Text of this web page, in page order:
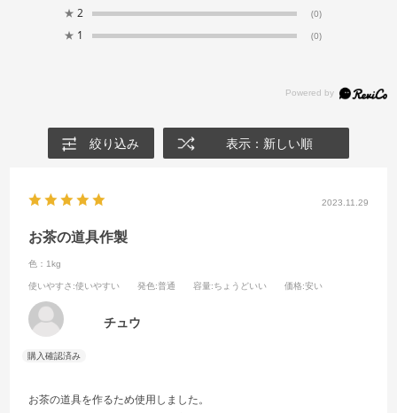
★ 2 (0)
★ 1 (0)
絞り込み 表示：新しい順
2023.11.29
お茶の道具作製
色：1kg
使いやすさ :使いやすい 発色:普通 容量:ちょうどいい 価格:安い
チュウ
お茶の道具を作るため使用しました。